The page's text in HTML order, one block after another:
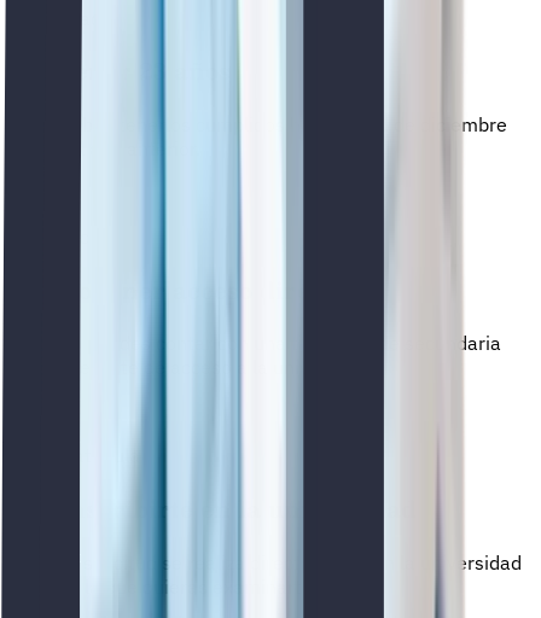
Tener 23 años
Debes tenerlos cumplidos hasta el 31 de diciembre
No puedes contar con una titulación de secundaria
La solicitud se realiza directamente en la universidad